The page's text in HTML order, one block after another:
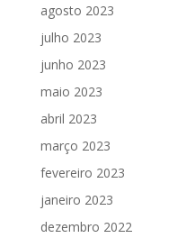
agosto 2023
julho 2023
junho 2023
maio 2023
abril 2023
março 2023
fevereiro 2023
janeiro 2023
dezembro 2022